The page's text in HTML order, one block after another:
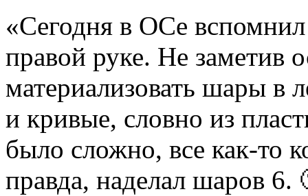
«Сегодня в ОСе
правой руке. Не заметив
материализовать шары в
и кривые, словно из
было сложно, все как-то
правда, наделал шаров 6.